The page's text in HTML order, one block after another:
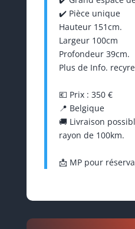
✔️ Pièce unique
Hauteur 151cm.
Largeur 100cm
Profondeur 39cm.
Plus de Info.
💶 Prix : 350 €
📍 Belgique
🚚 Livraison
rayon de 100km.
📩 MP pour